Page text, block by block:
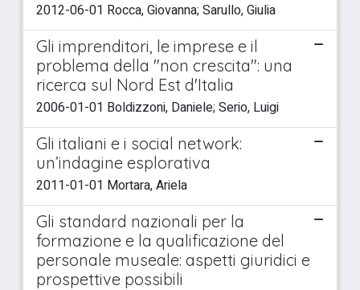
2012-06-01 Rocca, Giovanna; Sarullo, Giulia
Gli imprenditori, le imprese e il
problema della "non crescita": una
ricerca sul Nord Est d'Italia
2006-01-01 Boldizzoni, Daniele; Serio, Luigi
Gli italiani e i social network:
un’indagine esplorativa
2011-01-01 Mortara, Ariela
Gli standard nazionali per la
formazione e la qualificazione del
personale museale: aspetti giuridici e
prospettive possibili